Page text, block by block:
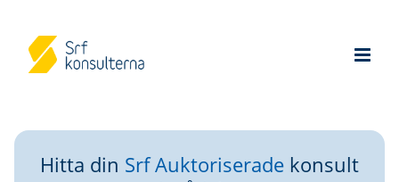
Hitta din Srf Auktoriserade konsult